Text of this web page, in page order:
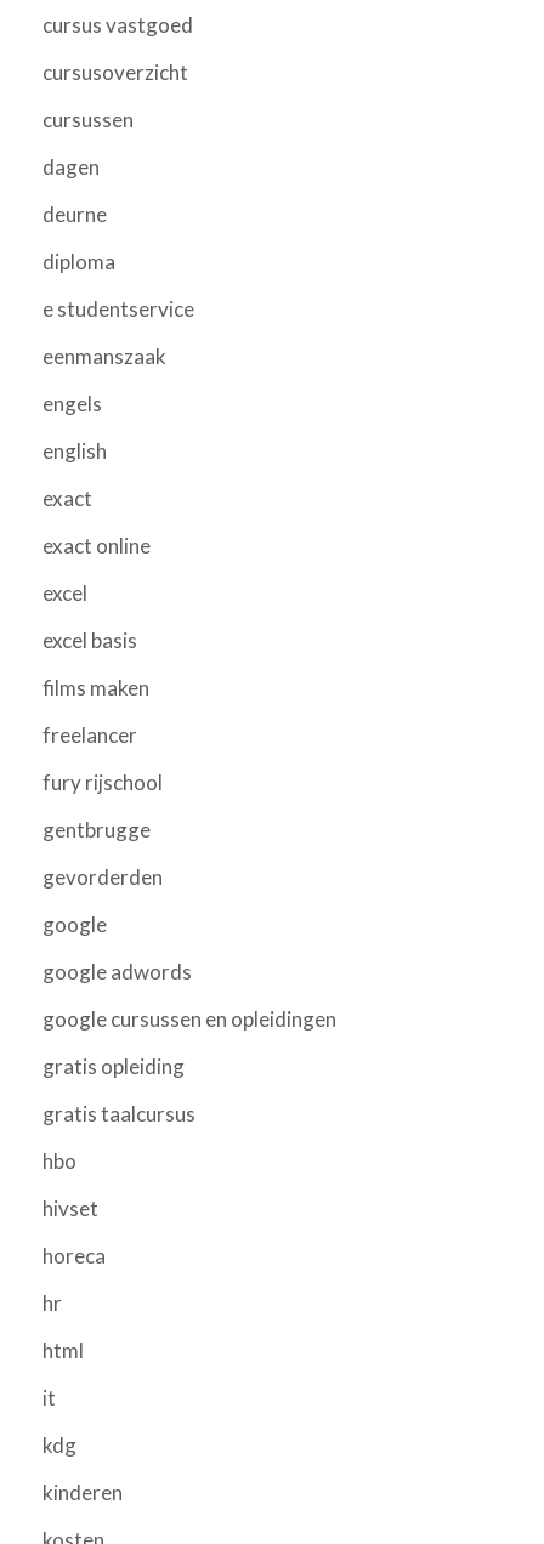
cursus vastgoed
cursusoverzicht
cursussen
dagen
deurne
diploma
e studentservice
eenmanszaak
engels
english
exact
exact online
excel
excel basis
films maken
freelancer
fury rijschool
gentbrugge
gevorderden
google
google adwords
google cursussen en opleidingen
gratis opleiding
gratis taalcursus
hbo
hivset
horeca
hr
html
it
kdg
kinderen